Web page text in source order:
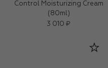
Control Moisturizing Cream
(80ml)
3 010 ₽